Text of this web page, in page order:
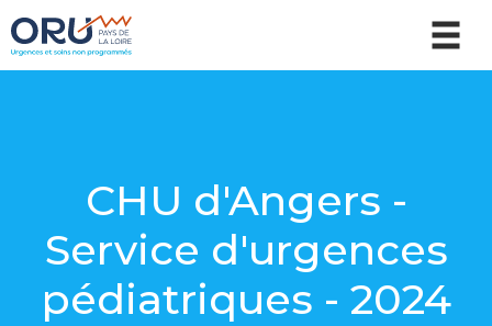
CHU d'Angers -
Service d'urgences
pédiatriques - 2024